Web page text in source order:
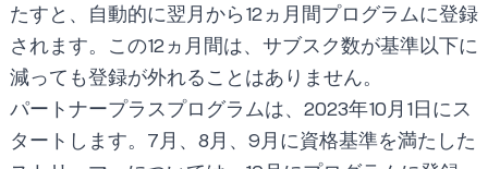
たすと、自動的に翌月から12ヵ月間プログラムに登録
されます。この12ヵ月間は、サブスク数が基準以下に
減っても登録が外れることはありません。
パートナープラスプログラムは、2023年10月1日にス
タートします。7月、8月、9月に資格基準を満たした